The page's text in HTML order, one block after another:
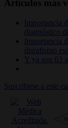
Artículos más
Importancia
diagnóstico
Importancia
disrafismo
Y ya son 63
Suscribirse a este